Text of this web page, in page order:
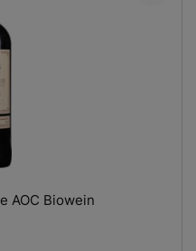
In den Warenkorb
AOC Biowein